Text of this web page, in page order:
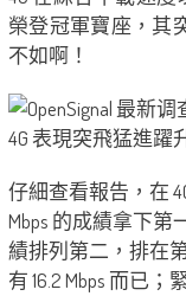
榮登冠軍寶座，其
不如啊！
仔細查看報告，在
Mbps 的成績拿下第
績排列第二，排在
有 16.2 Mbps 而已